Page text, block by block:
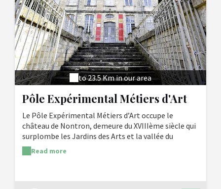
to 23.5 Km in our area
Pôle Expérimental Métiers d'Art
de Nontron et du Périgord
Limousin
Le Pôle Expérimental Métiers d’Art occupe le
château de Nontron, demeure du XVIIIème siècle qui
surplombe les Jardins des Arts et la vallée du
Bandiat. Trois vastes salles d’exposition sont
entièrement vouées aux métiers d’art. Le PEMA y
Read more